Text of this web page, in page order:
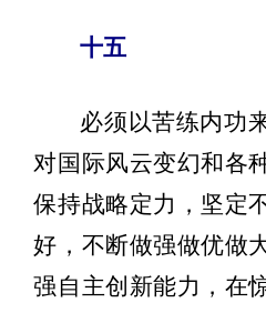
十五
必须以苦练内功
对国际风云变幻和各
保持战略定力，坚定
好，不断做强做优做
强自主创新能力，在